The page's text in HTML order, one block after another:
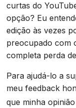
curtas do
opção? Eu
edição às vezes
preocupado com
completa perda
Para ajudá-lo a
meu feedback
que minha